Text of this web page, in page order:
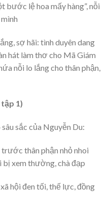
bước lệ hoa mấy hàng”, nỗi
sợ hãi: tình duyên dang
hát làm thơ cho Mã Giám
nỗi lo lắng cho thân phận,
1)
sắc của Nguyễn Du:
thân phận nhỏ nhoi
xem thường, chà đạp
hội đen tối, thế lực, đồng